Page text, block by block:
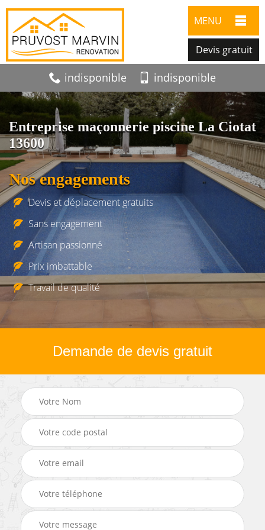
MENU
Devis gratuit
indisponible indisponible
Entreprise maçonnerie piscine La Ciotat
13600
Nos engagements
Devis et déplacement gratuits
Sans engagement
Artisan passionné
Prix imbattable
Travail de qualité
Demande de devis gratuit